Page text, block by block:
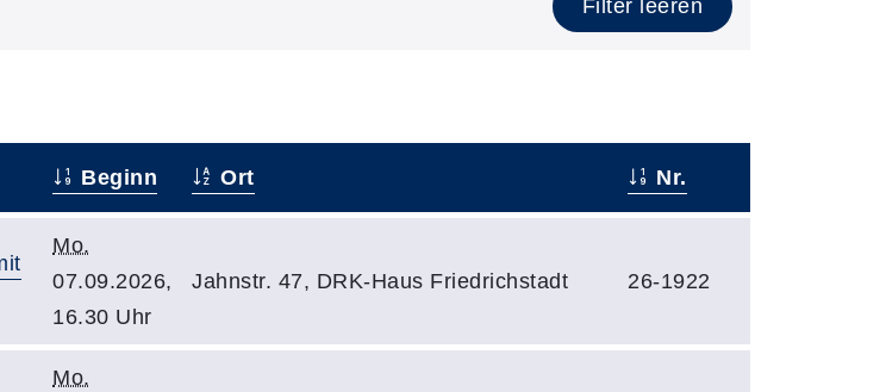
Filter leeren
Beginn Ort Nr.
Mo.
07.09.2026,
16.30 Uhr
Jahnstr. 47, DRK-Haus Friedrichstadt 26-1922
Mo.